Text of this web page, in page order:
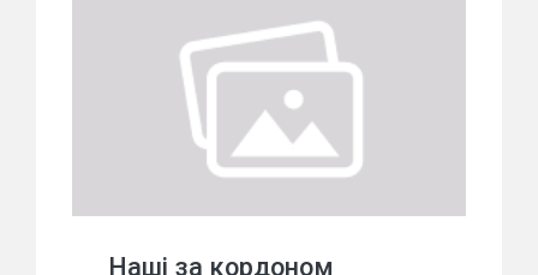
Наші за кордоном